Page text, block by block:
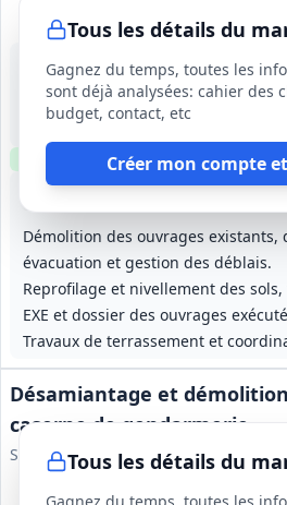
Tous les détails du
Gagnez du temps, toutes les
sont déjà analysées: cahier des
budget, contact, etc
Créer mon compte
Démolition des ouvrages existants,
évacuation et gestion des déblais.
Reprofilage et nivellement des
EXE et dossier des ouvrages
Travaux de terrassement et
18 août 2026
Pamandzi (976)
113 050 €
24 mois (dont 2 mois de période
Clause environnementale Clause
Tous les détails du
Désamiantage et
caserne de gendarmerie
Service départemental d'Incendie et